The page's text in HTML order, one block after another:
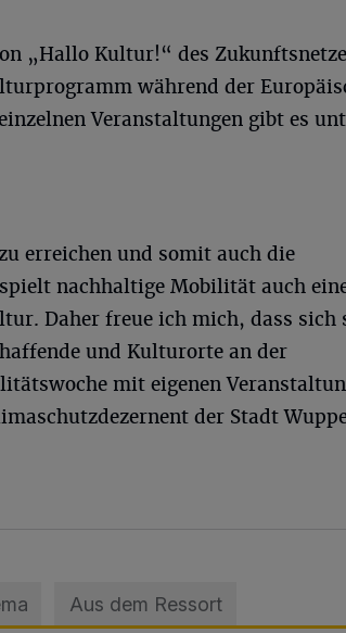
„Hallo Kultur!“ des
während der
Veranstaltungen gibt es
erreichen und somit auch die
nachhaltige Mobilität auch
Daher freue ich mich, dass sich
und Kulturorte an der
mit eigenen
der Stadt
Aus dem Ressort